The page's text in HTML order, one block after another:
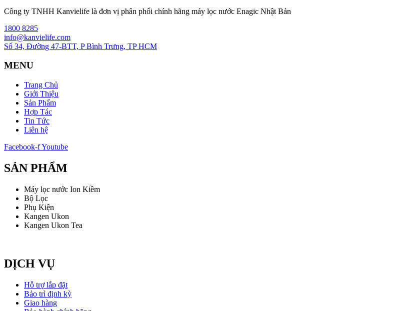
300.000₫.
Công ty TNHH Kanvielife là đơn vị phân phối chính hãng máy lọc nước Enagic Nhật Bản
1800 8285
info@kanvielife.com
Số 34, Đường 47-BTT, P Bình Trưng, TP HCM
MENU
Trang Chủ
Giới Thiệu
Sản Phẩm
Hợp Tác
Tin Tức
Liên hệ
Facebook-fYoutube
SẢN PHẨM
Máy lọc nước Ion Kiềm
Bộ Lọc
Phụ Kiện
Kangen Ukon
Kangen Ukon Tea
DỊCH VỤ
Hỗ trợ lắp đặt
Bảo trì định kỳ
Giao hàng